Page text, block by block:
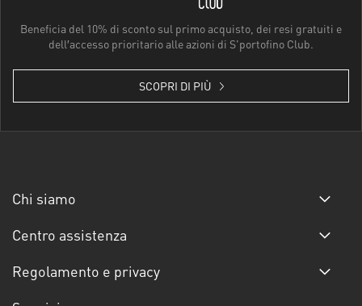
Beneficia del 10% di sconto sul primo acquisto, dei resi gratuiti e
dell′accesso prioritario alle azioni di S'portofino Club.
SCOPRI DI PIÙ
Chi siamo
Centro assistenza
Regolamento e privacy